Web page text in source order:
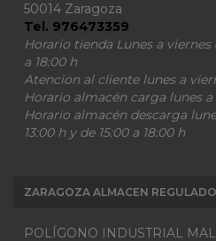
50014 Zaragoza
Tel. 976473359
Horario tienda Lunes a viernes
a 18:00 h
Atencion al cliente lunes a
Horario almacén carga lunes a
Horario almacén descarga
13:00 h y de 15:00 a 18:00 h
ZARAGOZA ALMACEN
POLÍGONO INDUSTRIAL